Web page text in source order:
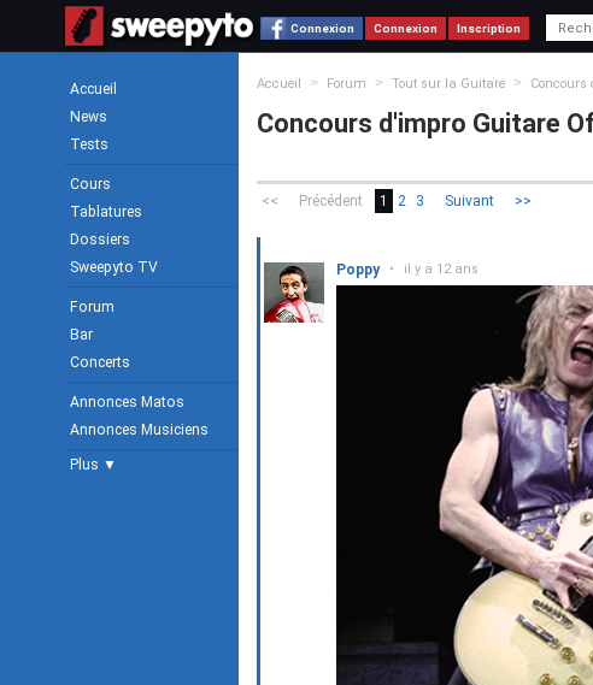
Connexion Connexion Inscription
Accueil
News
Tests
Cours
Tablatures
Dossiers
Sweepyto TV
Forum
Bar
Concerts
Annonces Matos
Annonces Musiciens
Plus ▼
Accueil > Forum > Tout sur la Guitare > Concours
Concours d'impro Guitare
<< Précédent 1 2 3 Suivant >>
Poppy • il y a 12 ans